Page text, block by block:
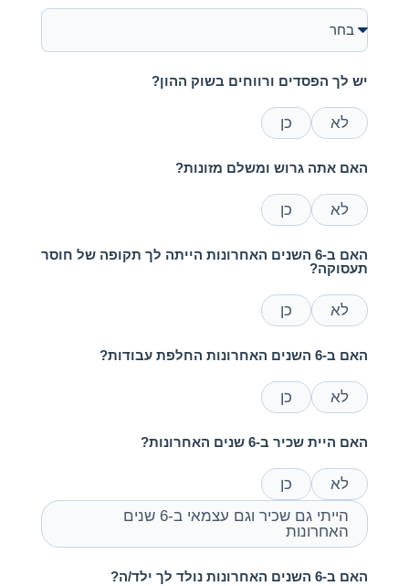
יש לך הפסדים ורווחים בשוק ההון?
לא כן
האם אתה גרוש ומשלם מזונות?
לא כן
האם ב-6 השנים האחרונות הייתה לך תקופה של חוסר
תעסוקה?
לא כן
האם ב-6 השנים האחרונות החלפת עבודות?
לא כן
האם היית שכיר ב-6 שנים האחרונות?
לא
כן
הייתי גם שכיר וגם עצמאי ב-6 שנים
האחרונות
האם ב-6 השנים האחרונות נולד לך ילד/ה?